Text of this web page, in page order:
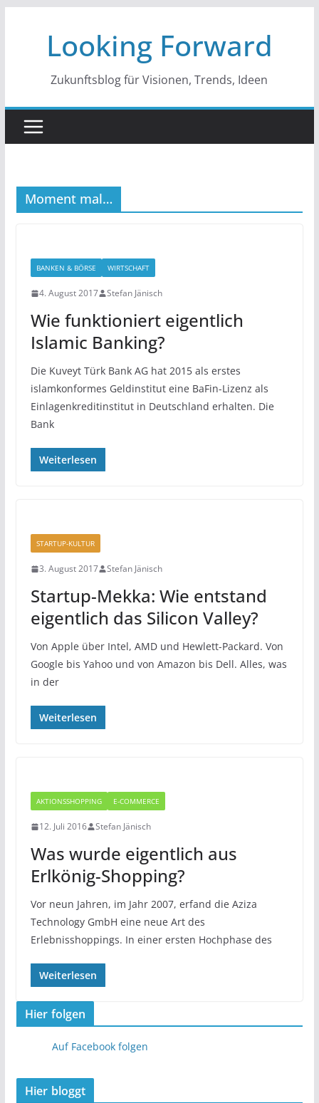
springenLooking Forward
Zukunftsblog für Visionen, Trends, Ideen
Moment mal…
BANKEN & BÖRSE WIRTSCHAFT
4. August 2017 Stefan Jänisch
Wie funktioniert eigentlich
Islamic Banking?
Die Kuveyt Türk Bank AG hat 2015 als erstes
islamkonformes Geldinstitut eine BaFin-Lizenz als
Einlagenkreditinstitut in Deutschland erhalten. Die
Bank
Weiterlesen
STARTUP-KULTUR
3. August 2017 Stefan Jänisch
Startup-Mekka: Wie entstand
eigentlich das Silicon Valley?
Von Apple über Intel, AMD und Hewlett-Packard. Von
Google bis Yahoo und von Amazon bis Dell. Alles, was
in der
Weiterlesen
AKTIONSSHOPPING E-COMMERCE
12. Juli 2016 Stefan Jänisch
Was wurde eigentlich aus
Erlkönig-Shopping?
Vor neun Jahren, im Jahr 2007, erfand die Aziza
Technology GmbH eine neue Art des
Erlebnisshoppings. In einer ersten Hochphase des
Weiterlesen
Hier folgen
Auf Facebook folgen
Hier bloggt